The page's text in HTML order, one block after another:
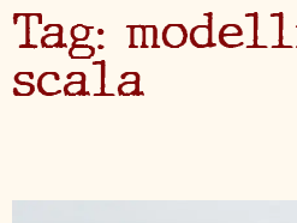
Tag:
scala